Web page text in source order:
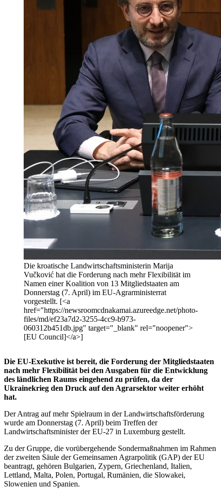
Die kroatische Landwirtschaftsministerin Marija
Vučković hat die Forderung nach mehr Flexibilität im
Namen einer Koalition von 13 Mitgliedstaaten am
Donnerstag (7. April) im EU-Agrarministerrat
vorgestellt. [<a
href="https://newsroomcdnakamai.azureedge.net/photo-
files/md/ef23a7d2-3255-4cc9-b973-
060312b451db.jpg" target="_blank" rel="noopener">
[EU Council]</a>]
Die EU-Exekutive ist bereit, die Forderung der Mitgliedstaaten
nach mehr Flexibilität bei den Ausgaben für die Entwicklung
des ländlichen Raums eingehend zu prüfen, da der
Ukrainekrieg den Druck auf den Agrarsektor weiter erhöht
hat.
Der Antrag auf mehr Spielraum in der Landwirtschaftsförderung
wurde am Donnerstag (7. April) beim Treffen der
Landwirtschaftsminister der EU-27 in Luxemburg gestellt.
Zu der Gruppe, die vorübergehende Sondermaßnahmen im Rahmen
der zweiten Säule der Gemeinsamen Agrarpolitik (GAP) der EU
beantragt, gehören Bulgarien, Zypern, Griechenland, Italien,
Lettland, Malta, Polen, Portugal, Rumänien, die Slowakei,
Slowenien und Spanien.